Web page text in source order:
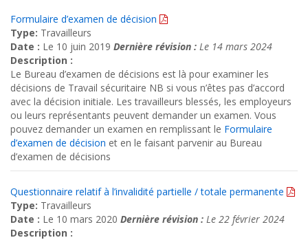
Formulaire d’examen de décision
Type: Travailleurs
Date : Le 10 juin 2019 Dernière révision : Le 14 mars 2024
Description :
Le Bureau d’examen de décisions est là pour examiner les
décisions de Travail sécuritaire NB si vous n’êtes pas d’accord
avec la décision initiale. Les travailleurs blessés, les employeurs
ou leurs représentants peuvent demander un examen. Vous
pouvez demander un examen en remplissant le Formulaire
d’examen de décision et en le faisant parvenir au Bureau
d’examen de décisions
Questionnaire relatif à l’invalidité partielle / totale permanente
Type: Travailleurs
Date : Le 10 mars 2020 Dernière révision : Le 22 février 2024
Description :